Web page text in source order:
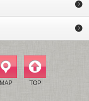
MAP TOP